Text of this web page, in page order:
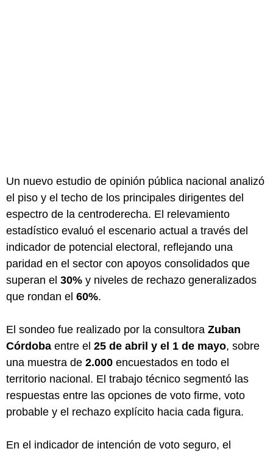
Un nuevo estudio de opinión pública nacional analizó
el piso y el techo de los principales dirigentes del
espectro de la centroderecha. El relevamiento
estadístico evaluó el escenario actual a través del
indicador de potencial electoral, reflejando una
paridad en el sector con apoyos consolidados que
superan el 30% y niveles de rechazo generalizados
que rondan el 60%.
El sondeo fue realizado por la consultora Zuban
Córdoba entre el 25 de abril y el 1 de mayo, sobre
una muestra de 2.000 encuestados en todo el
territorio nacional. El trabajo técnico segmentó las
respuestas entre las opciones de voto firme, voto
probable y el rechazo explícito hacia cada figura.
En el indicador de intención de voto seguro, el